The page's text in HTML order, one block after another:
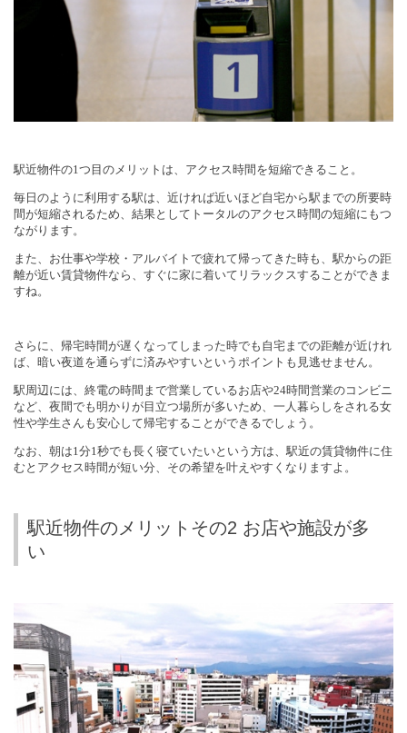
駅近物件の1つ目のメリットは、アクセス時間を短縮できること。
毎日のように利用する駅は、近ければ近いほど自宅から駅までの所要時
間が短縮されるため、結果としてトータルのアクセス時間の短縮にもつ
ながります。
また、お仕事や学校・アルバイトで疲れて帰ってきた時も、駅からの距
離が近い賃貸物件なら、すぐに家に着いてリラックスすることができま
すね。
さらに、帰宅時間が遅くなってしまった時でも自宅までの距離が近けれ
ば、暗い夜道を通らずに済みやすいというポイントも見逃せません。
駅周辺には、終電の時間まで営業しているお店や24時間営業のコンビニ
など、夜間でも明かりが目立つ場所が多いため、一人暮らしをされる女
性や学生さんも安心して帰宅することができるでしょう。
なお、朝は1分1秒でも長く寝ていたいという方は、駅近の賃貸物件に住
むとアクセス時間が短い分、その希望を叶えやすくなりますよ。
駅近物件のメリットその2 お店や施設が多
い